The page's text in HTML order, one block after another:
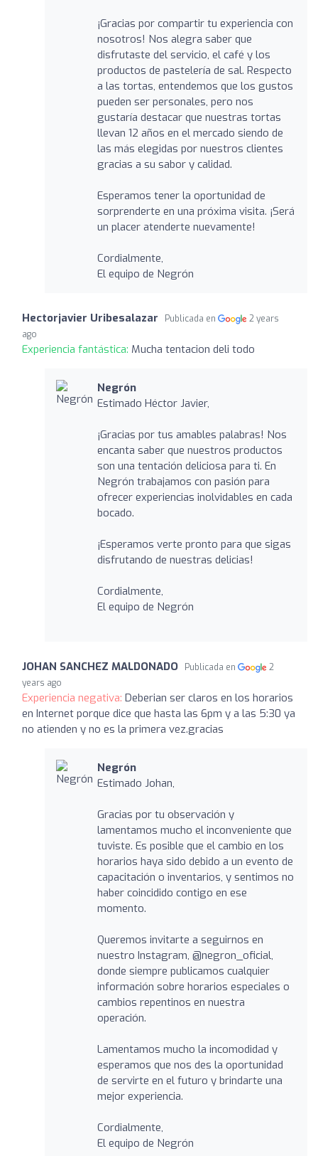
¡Gracias por compartir tu experiencia con
nosotros! Nos alegra saber que
disfrutaste del servicio, el café y los
productos de pastelería de sal. Respecto
a las tortas, entendemos que los gustos
pueden ser personales, pero nos
gustaría destacar que nuestras tortas
llevan 12 años en el mercado siendo de
las más elegidas por nuestros clientes
gracias a su sabor y calidad.
Esperamos tener la oportunidad de
sorprenderte en una próxima visita. ¡Será
un placer atenderte nuevamente!
Cordialmente,
El equipo de Negrón
Hectorjavier Uribesalazar Publicada en
2 years
ago
Experiencia fantástica: Mucha tentacion deli todo
Negrón
Estimado Héctor Javier,
¡Gracias por tus amables palabras! Nos
encanta saber que nuestros productos
son una tentación deliciosa para ti. En
Negrón trabajamos con pasión para
ofrecer experiencias inolvidables en cada
bocado.
¡Esperamos verte pronto para que sigas
disfrutando de nuestras delicias!
Cordialmente,
El equipo de Negrón
JOHAN SANCHEZ MALDONADO Publicada en
2
years ago
Experiencia negativa: Deberian ser claros en los horarios
en Internet porque dice que hasta las 6pm y a las 5:30 ya
no atienden y no es la primera vez.gracias
Negrón
Estimado Johan,
Gracias por tu observación y
lamentamos mucho el inconveniente que
tuviste. Es posible que el cambio en los
horarios haya sido debido a un evento de
capacitación o inventarios, y sentimos no
haber coincidido contigo en ese
momento.
Queremos invitarte a seguirnos en
nuestro Instagram, @negron_oficial,
donde siempre publicamos cualquier
información sobre horarios especiales o
cambios repentinos en nuestra
operación.
Lamentamos mucho la incomodidad y
esperamos que nos des la oportunidad
de servirte en el futuro y brindarte una
mejor experiencia.
Cordialmente,
El equipo de Negrón